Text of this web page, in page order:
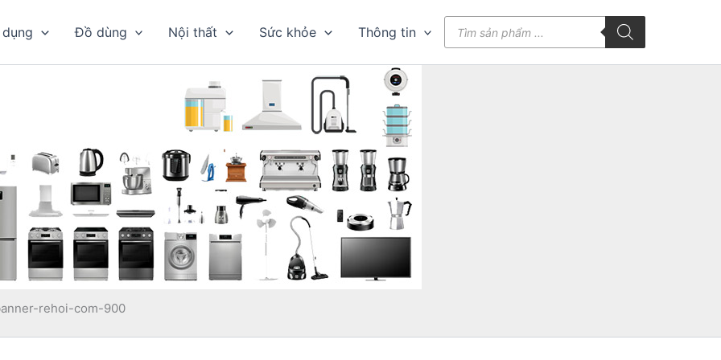
Đồ dùng Nội thất Sức khỏe Thông tin
kiếm
rehoi-com-900